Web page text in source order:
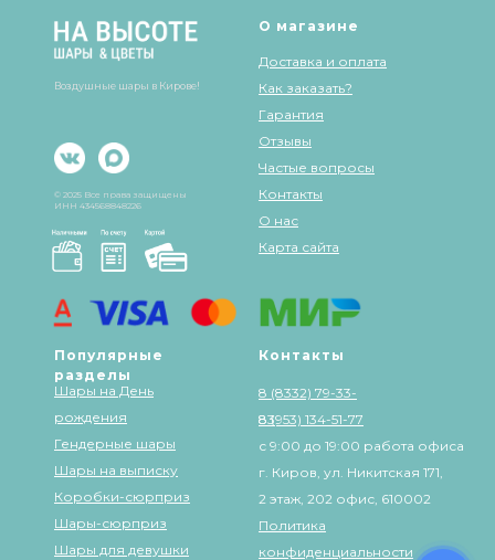
О магазине
Доставка и оплата
Популярные
разделы
Шары на День
рождения
Контакты
© 2025 Все права защищены
Как заказать?
Гарантия
Отзывы
Частые вопросы
Контакты
О нас
Гендерные шары
Шары на выписку
Коробки-сюрприз
Шары-сюрприз
Шары для девушки
8 (8332) 79-33-
83
8 (953) 134-51-77
с 9:00 до 19:00 работа офиса
г. Киров, ул. Никитская 171,
2 этаж, 202 офис, 610002
ИНН 434568848226
Политика
конфиденциальности
Карта сайта
Воздушные шары в Кирове!